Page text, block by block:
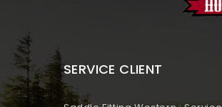
SERVICE CLIENT